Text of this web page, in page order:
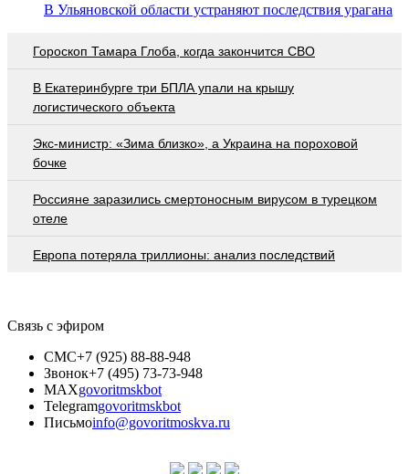
В Ульяновской области устраняют последствия урагана
Гороскоп Тамара Глоба, когда закончится СВО
В Екатеринбурге три БПЛА упали на крышу
логистического объекта
Экс-министр: «Зима близко», а Украина на пороховой
бочке
Россияне заразились смертоносным вирусом в турецком
отеле
Европа потеряла триллионы: анализ последствий
Связь с эфиром
СМС+7 (925) 88-88-948
Звонок+7 (495) 73-73-948
MAXgovoritmskbot
Telegramgovoritmskbot
Письмоinfo@govoritmoskva.ru